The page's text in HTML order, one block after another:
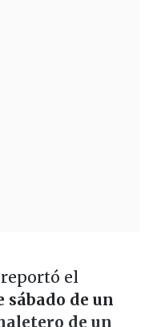
el
de un
de un